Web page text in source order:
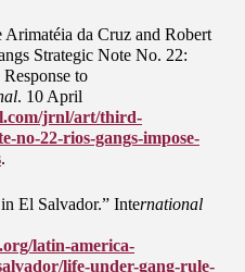
Arimatéia da Cruz and Robert
Strategic Note No. 22:
to
. 10 April
jrnl/art/third-
no-22-rios-gangs-impose-
.
El Salvador.” International
latin-america-
life-under-gang-rule-